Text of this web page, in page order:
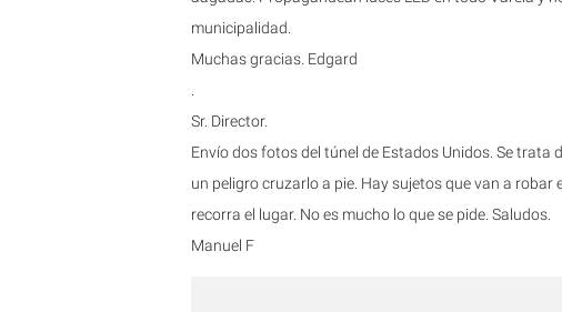
municipalidad.
Muchas gracias. Edgard
Sr. Director.
Envío dos fotos del túnel de Estados Unidos. Se trata
un peligro cruzarlo a pie. Hay sujetos que van a
recorra el lugar. No es mucho lo que se pide. Saludos.
Manuel F